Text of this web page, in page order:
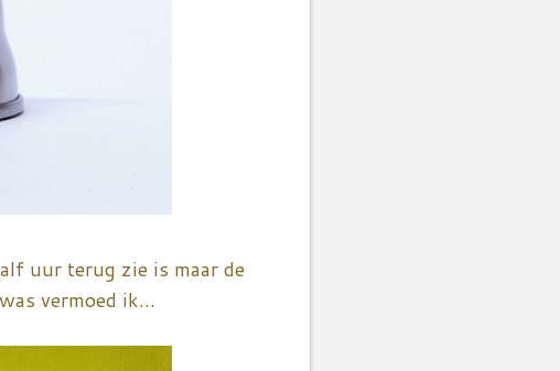
uur terug zie is maar de
vermoed ik...